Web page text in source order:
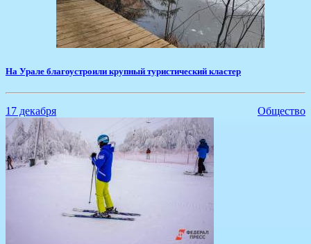
На Урале благоустроили крупный туристический кластер
17 декабря Общество